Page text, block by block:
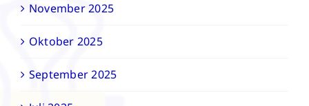
November 2025
Oktober 2025
September 2025